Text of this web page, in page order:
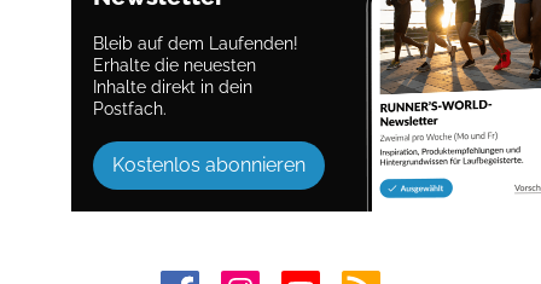
Bleib auf dem Laufenden!
Erhalte die neuesten
Inhalte direkt in dein
Postfach.
Kostenlos abonnieren